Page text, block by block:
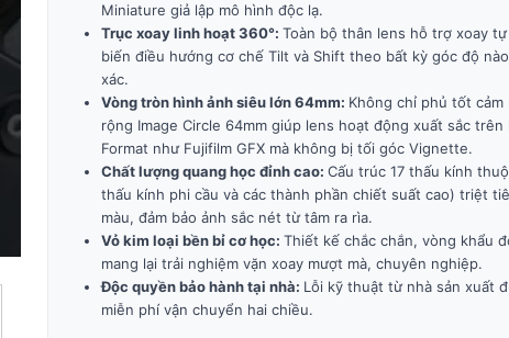
Miniature giả lập mô hình độc lạ.
Trục xoay linh hoạt 360°: Toàn bộ thân lens hỗ trợ xoay
biến điều hướng cơ chế Tilt và Shift theo bất kỳ góc độ
xác.
Vòng tròn hình ảnh siêu lớn 64mm: Không chỉ phủ tốt cảm
rộng Image Circle 64mm giúp lens hoạt động xuất sắc trên
Format như Fujifilm GFX mà không bị tối góc Vignette.
Chất lượng quang học đỉnh cao: Cấu trúc 17 thấu kính
thấu kính phi cầu và các thành phần chiết suất cao) triệt
màu, đảm bảo ảnh sắc nét từ tâm ra rìa.
Vỏ kim loại bền bỉ cơ học: Thiết kế chắc chắn, vòng khẩu
mang lại trải nghiệm vặn xoay mượt mà, chuyên nghiệp.
Độc quyền bảo hành tại nhà: Lỗi kỹ thuật từ nhà sản xuất
miễn phí vận chuyển hai chiều.